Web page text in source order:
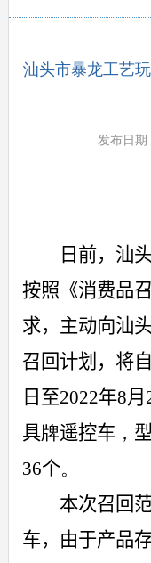
汕头市暴龙工艺
发布日
日前，汕
按照《消费品
求，主动向汕
召回计划，将
日至2022年8月
具牌遥控车 ，
36个。
本次召回
车，由于产品